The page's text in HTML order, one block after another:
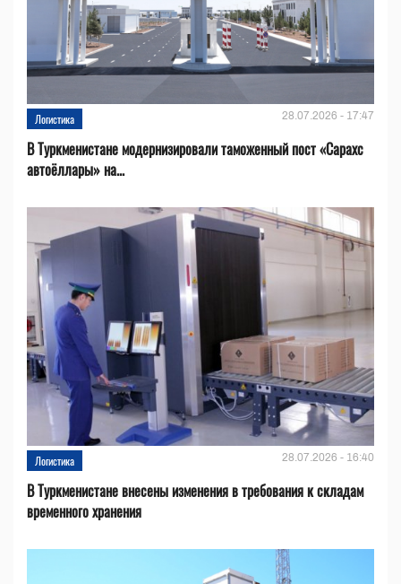
Логистика 28.07.2026 - 17:47
В Туркменистане модернизировали таможенный пост «Сарахс
автоёллары» на...
Логистика 28.07.2026 - 16:40
В Туркменистане внесены изменения в требования к складам
временного хранения